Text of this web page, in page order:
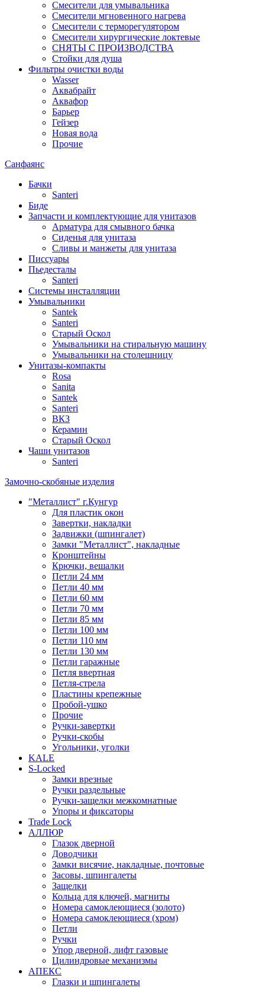
Смесители для умывальника
Смесители мгновенного нагрева
Смесители с терморегулятором
Смесители хирургические локтевые
СНЯТЫ С ПРОИЗВОДСТВА
Стойки для душа
Фильтры очистки воды
Wasser
Аквабрайт
Аквафор
Барьер
Гейзер
Новая вода
Прочие
Санфаянс
Бачки
Santeri
Биде
Запчасти и комплектующие для унитазов
Арматура для смывного бачка
Сиденья для унитаза
Сливы и манжеты для унитаза
Писсуары
Пьедесталы
Santeri
Системы инсталляции
Умывальники
Santek
Santeri
Старый Оскол
Умывальники на стиральную машину
Умывальники на столешницу
Унитазы-компакты
Rosa
Sanita
Santek
Santeri
ВКЗ
Керамин
Старый Оскол
Чаши унитазов
Santeri
Замочно-скобяные изделия
"Металлист" г.Кунгур
Для пластик окон
Завертки, накладки
Задвижки (шпингалет)
Замки "Металлист", накладные
Кронштейны
Крючки, вешалки
Петли 24 мм
Петли 40 мм
Петли 60 мм
Петли 70 мм
Петли 85 мм
Петли 100 мм
Петли 110 мм
Петли 130 мм
Петли гаражные
Петля ввертная
Петля-стрела
Пластины крепежные
Пробой-ушко
Прочие
Ручки-завертки
Ручки-скобы
Угольники, уголки
KALE
S-Locked
Замки врезные
Ручки раздельные
Ручки-защелки межкомнатные
Упоры и фиксаторы
Trade Lock
АЛЛЮР
Глазок дверной
Доводчики
Замки висячие, накладные, почтовые
Засовы, шпингалеты
Защелки
Кольца для ключей, магниты
Номера самоклеющиеся (золото)
Номера самоклеющиеся (хром)
Петли
Ручки
Упор дверной, лифт газовые
Цилиндровые механизмы
АПЕКС
Глазки и шпингалеты